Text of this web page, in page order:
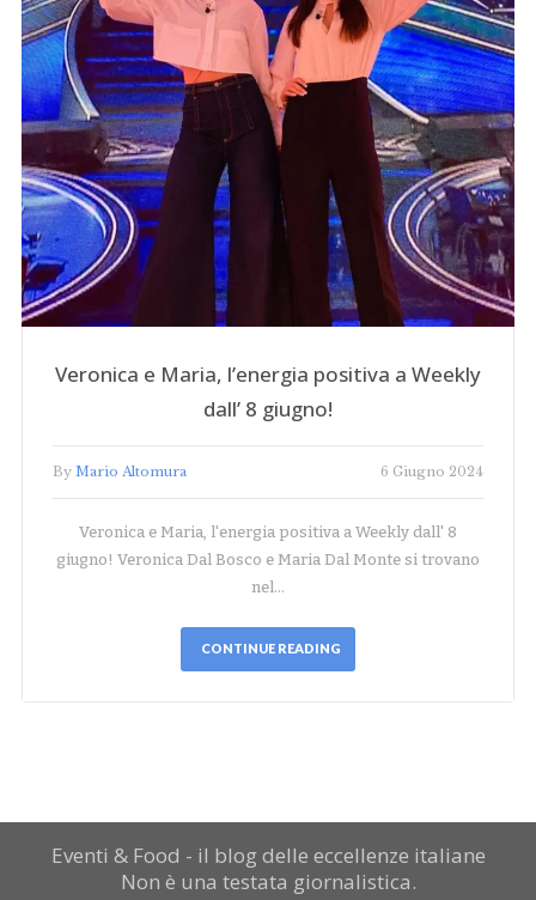
Veronica e Maria, l’energia positiva a Weekly
dall’ 8 giugno!
By Mario Altomura 6 Giugno 2024
Veronica e Maria, l'energia positiva a Weekly dall' 8
giugno! Veronica Dal Bosco e Maria Dal Monte si trovano
nel…
CONTINUE READING
Eventi & Food - il blog delle eccellenze italiane
Non è una testata giornalistica.